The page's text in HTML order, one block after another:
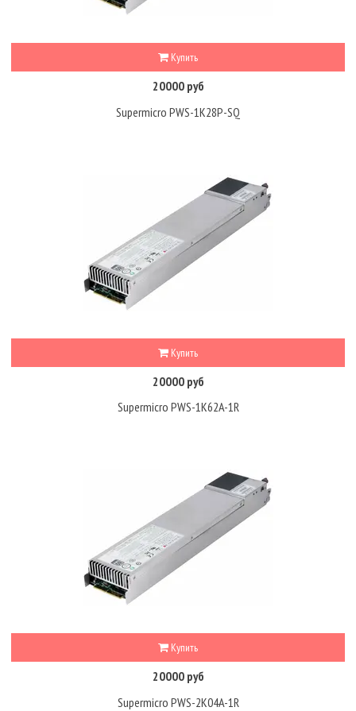
Купить
20000 руб
Supermicro PWS-1K28P-SQ
Купить
20000 руб
Supermicro PWS-1K62A-1R
Купить
20000 руб
Supermicro PWS-2K04A-1R